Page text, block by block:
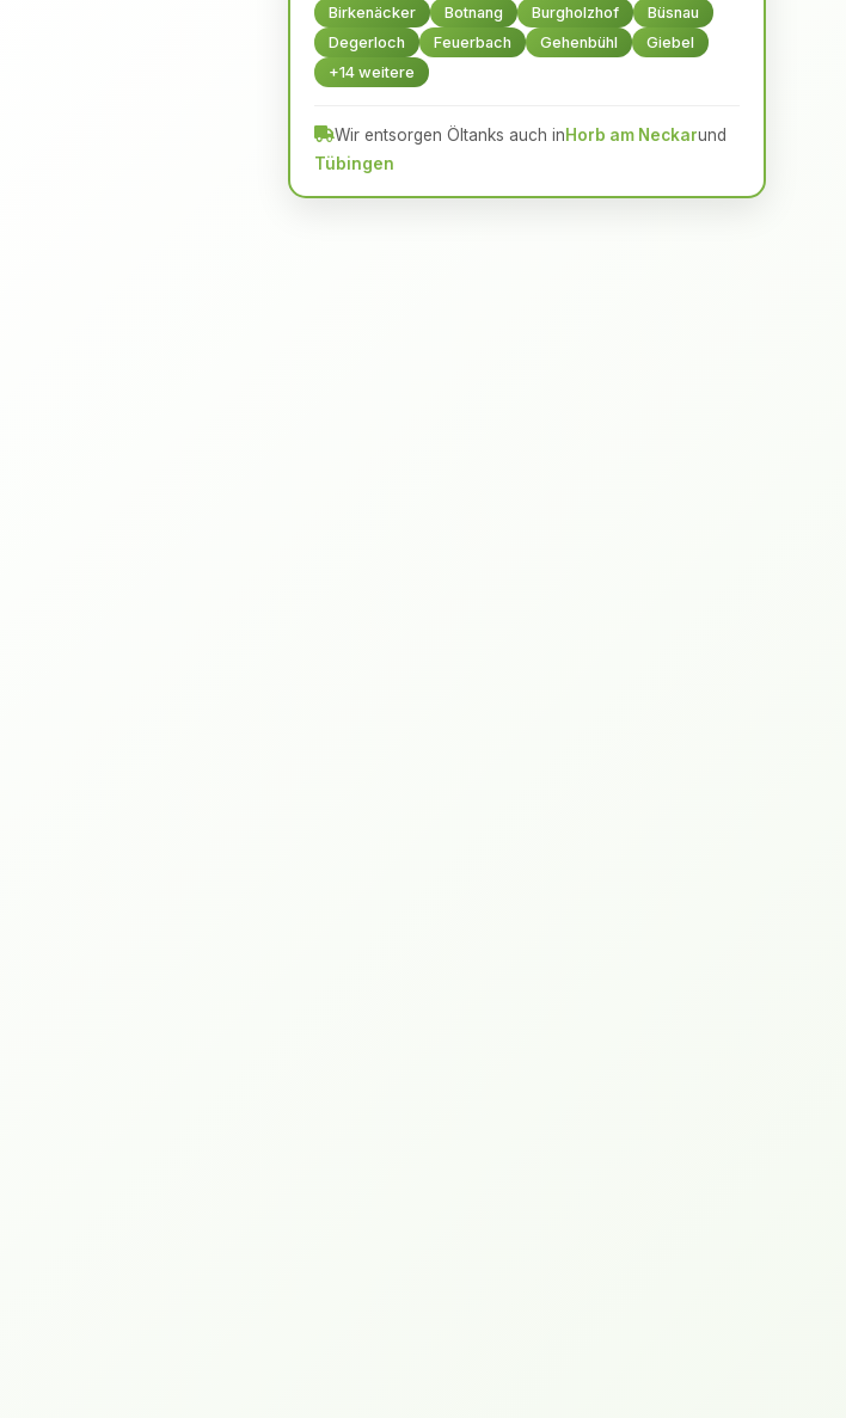
Birkenäcker
Botnang Burgholzhof
Büsnau
Degerloch
Feuerbach Gehenbühl
Giebel
+14 weitere
Wir entsorgen Öltanks auch inHorb am Neckarund
Tübingen